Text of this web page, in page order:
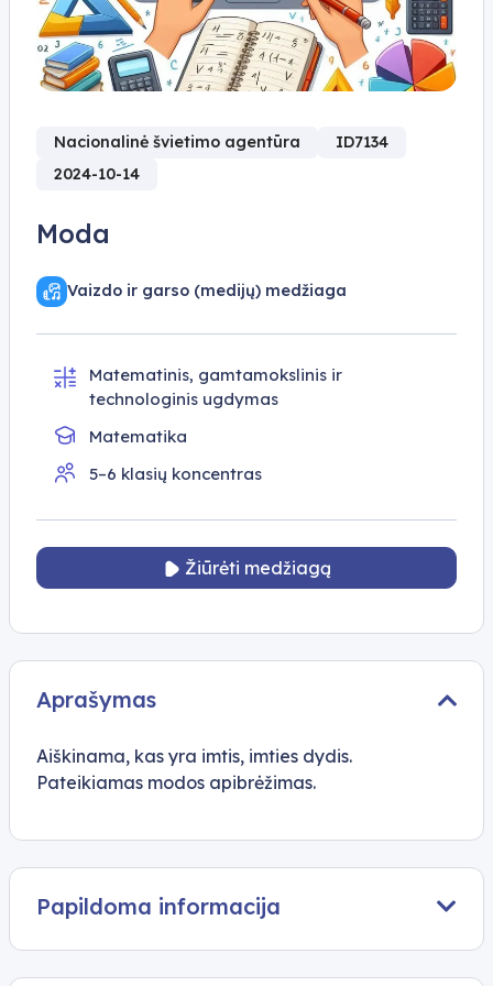
Nacionalinė švietimo agentūra
ID7134
2024-10-14
Moda
Vaizdo ir garso (medijų) medžiaga
Matematinis, gamtamokslinis ir
technologinis ugdymas
Matematika
5–6 klasių koncentras
Žiūrėti medžiagą
Aprašymas
Aiškinama, kas yra imtis, imties dydis.
Pateikiamas modos apibrėžimas.
Papildoma informacija